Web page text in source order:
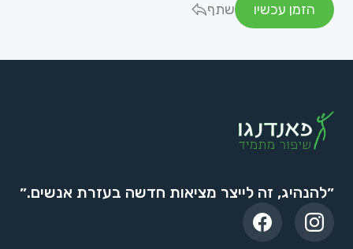
הזמן עכשיו
שתף
״להנהיג, זה לייצר מציאות חדשה בעזרת אנשים.״